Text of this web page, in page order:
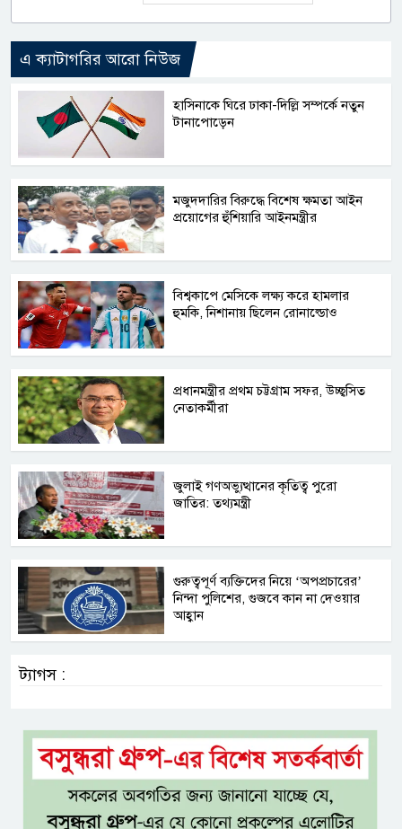
এ ক্যাটাগরির আরো নিউজ
হাসিনাকে ঘিরে ঢাকা-দিল্লি সম্পর্কে নতুন
টানাপোড়েন
মজুদদারির বিরুদ্ধে বিশেষ ক্ষমতা আইন
প্রয়োগের হুঁশিয়ারি আইনমন্ত্রীর
বিশ্বকাপে মেসিকে লক্ষ্য করে হামলার
হুমকি, নিশানায় ছিলেন রোনাল্ডোও
প্রধানমন্ত্রীর প্রথম চট্টগ্রাম সফর, উচ্ছ্বসিত
নেতাকর্মীরা
জুলাই গণঅভ্যুত্থানের কৃতিত্ব পুরো
জাতির: তথ্যমন্ত্রী
গুরুত্বপূর্ণ ব্যক্তিদের নিয়ে ‘অপপ্রচারের’
নিন্দা পুলিশের, গুজবে কান না দেওয়ার
আহ্বান
ট্যাগস :